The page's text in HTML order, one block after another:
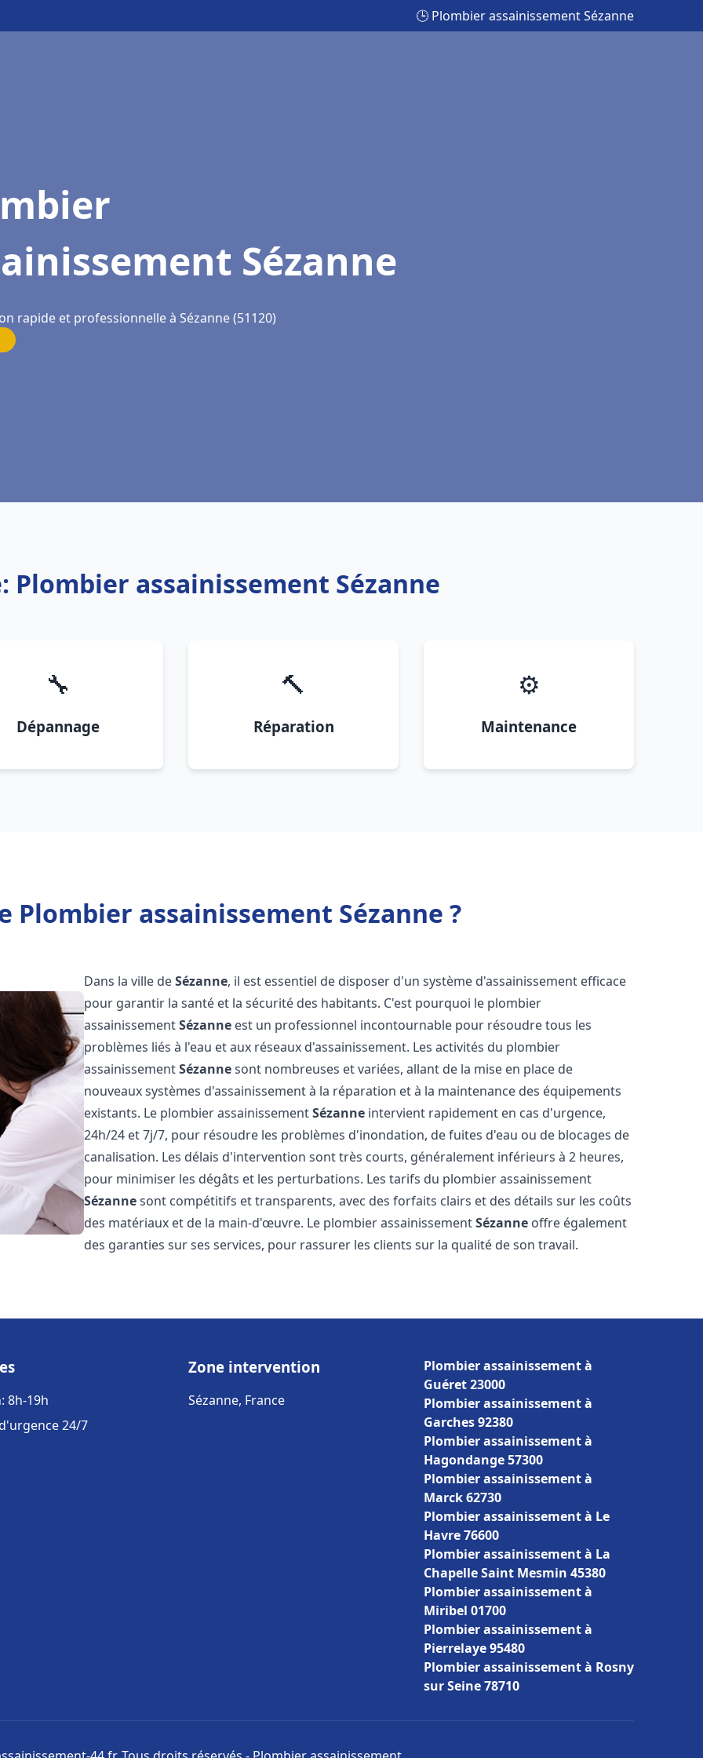
🕒 Plombier assainissement Sézanne
Sézanne
rapide et professionnelle à Sézanne (51120)
Plombier assainissement Sézanne
🔧
Dépannage
🔨
Réparation
⚙️
Maintenance
Plombier assainissement Sézanne ?
Dans la ville deSézanne, il est essentiel de disposer d'un système d'assainissement efficace
pour garantir la santé et la sécurité des habitants. C'est pourquoi le plombier
assainissementSézanne est un professionnel incontournable pour résoudre tous les
problèmes liés à l'eau et aux réseaux d'assainissement. Les activités du plombier
assainissementSézannesont nombreuses et variées, allant de la mise en place de
nouveaux systèmes d'assainissement à la réparation et à la maintenance des équipements
existants. Le plombier assainissementSézanne intervient rapidement en cas d'urgence,
24h/24 et 7j/7, pour résoudre les problèmes d'inondation, de fuites d'eau ou de blocages de
canalisation. Les délais d'intervention sont très courts, généralement inférieurs à 2 heures,
pour minimiser les dégâts et les perturbations. Les tarifs du plombier assainissement
Sézannesont compétitifs et transparents, avec des forfaits clairs et des détails sur les coûts
des matériaux et de la main-d'œuvre. Le plombier assainissementSézanne offre également
des garanties sur ses services, pour rassurer les clients sur la qualité de son travail.
8h-19h
24/7
Zone intervention
Sézanne, France
Plombier assainissement à
Guéret 23000
Plombier assainissement à
Garches 92380
Plombier assainissement à
Hagondange 57300
Plombier assainissement à
Marck 62730
Plombier assainissement à Le
Havre 76600
Plombier assainissement à La
Chapelle Saint Mesmin 45380
Plombier assainissement à
Miribel 01700
Plombier assainissement à
Pierrelaye 95480
Plombier assainissement à Rosny
sur Seine 78710